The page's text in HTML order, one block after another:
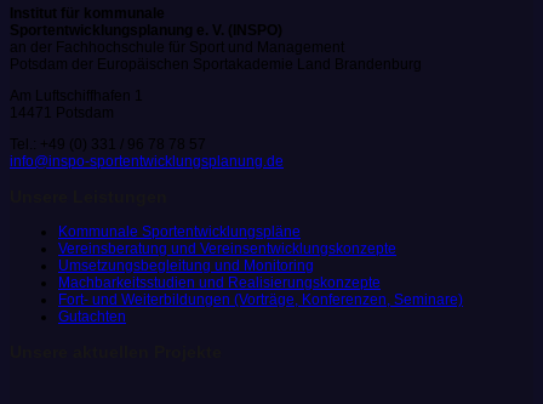
Institut für kommunale
Sportentwicklungsplanung e. V. (INSPO)
an der Fachhochschule für Sport und Management
Potsdam der Europäischen Sportakademie Land Brandenburg
Am Luftschiffhafen 1
14471 Potsdam
Tel.: +49 (0) 331 / 96 78 78 57
info@inspo-sportentwicklungsplanung.de
Kommunale Sportentwicklungspläne
Vereinsberatung und Vereinsentwicklungskonzepte
Umsetzungsbegleitung und Monitoring
Machbarkeitsstudien und Realisierungskonzepte
Fort- und Weiterbildungen (Vorträge, Konferenzen, Seminare)
Gutachten